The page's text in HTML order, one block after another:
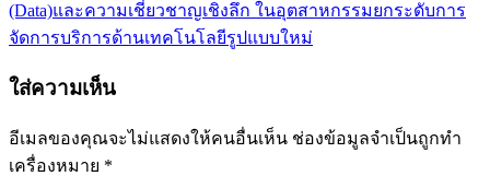
(Data)และความเชี่ยวชาญเชิงลึก ในอุตสาหกรรมยกระดับการ
จัดการบริการด้านเทคโนโลยีรูปแบบใหม่
ใส่ความเห็น
อีเมลของคุณจะไม่แสดงให้คนอื่นเห็น ช่องข้อมูลจำเป็นถูกทำ
เครื่องหมาย *